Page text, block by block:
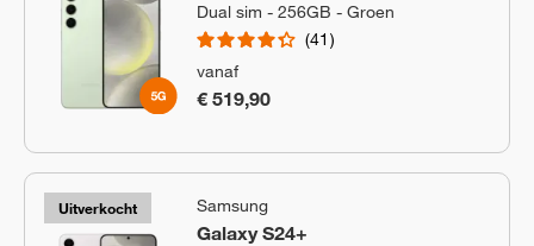
Dual sim - 256GB - Groen
41
vanaf
€ 519,90
Uitverkocht Samsung
Galaxy S24+